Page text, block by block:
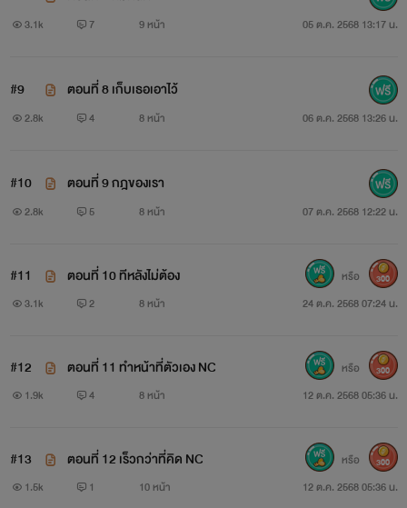
3.1k 7 9 หน้า 05 ต.ค. 2568 13:17 น.
#9 ตอนที่ 8 เก็บเธอเอาไว้
2.8k 4 8 หน้า 06 ต.ค. 2568 13:26 น.
#10 ตอนที่ 9 กฎของเรา
2.8k 5 8 หน้า 07 ต.ค. 2568 12:22 น.
#11 ตอนที่ 10 ทีหลังไม่ต้อง
3.1k 2 8 หน้า 24 ต.ค. 2568 07:24 น.
หรือ 300
#12 ตอนที่ 11 ทำหน้าที่ตัวเอง NC
1.9k 4 8 หน้า 12 ต.ค. 2568 05:36 น.
หรือ 300
#13 ตอนที่ 12 เร็วกว่าที่คิด NC
1.5k 1 10 หน้า 12 ต.ค. 2568 05:36 น.
หรือ 300